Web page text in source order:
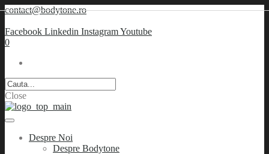
contact@bodytone.ro
Facebook Linkedin InstagramYoutube
0
Close
Despre Noi
Despre Bodytone